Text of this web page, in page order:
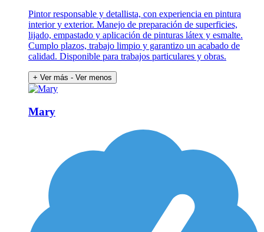
Pintor responsable y detallista, con experiencia en pintura
interior y exterior. Manejo de preparación de superficies,
lijado, empastado y aplicación de pinturas látex y esmalte.
Cumplo plazos, trabajo limpio y garantizo un acabado de
calidad. Disponible para trabajos particulares y obras.
+ Ver más - Ver menos
Mary